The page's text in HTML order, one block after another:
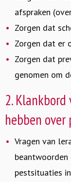
afspraken
Zorgen dat
Zorgen dat er
Zorgen dat
genomen om
2. Klankbord
hebben over
Vragen van
beantwoorden
pestsituaties